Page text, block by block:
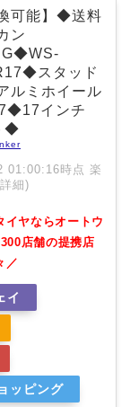
可能】◆送料
ン
スタッド
ミホイール
インチ
◆
01:00:16時点 楽
詳細)
イヤならオートウ
店舗の提携店
／
イ
ッピング